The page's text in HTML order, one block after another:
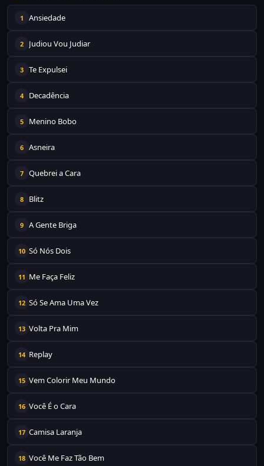
1 Ansiedade
2 Judiou Vou Judiar
3 Te Expulsei
4 Decadência
5 Menino Bobo
6 Asneira
7 Quebrei a Cara
8 Blitz
9 A Gente Briga
10 Só Nós Dois
11 Me Faça Feliz
12 Só Se Ama Uma Vez
13 Volta Pra Mim
14 Replay
15 Vem Colorir Meu Mundo
16 Você É o Cara
17 Camisa Laranja
18 Você Me Faz Tão Bem